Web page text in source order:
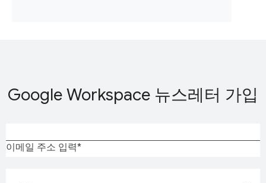
Google Workspace 뉴스레터 가입
이메일 주소 입력